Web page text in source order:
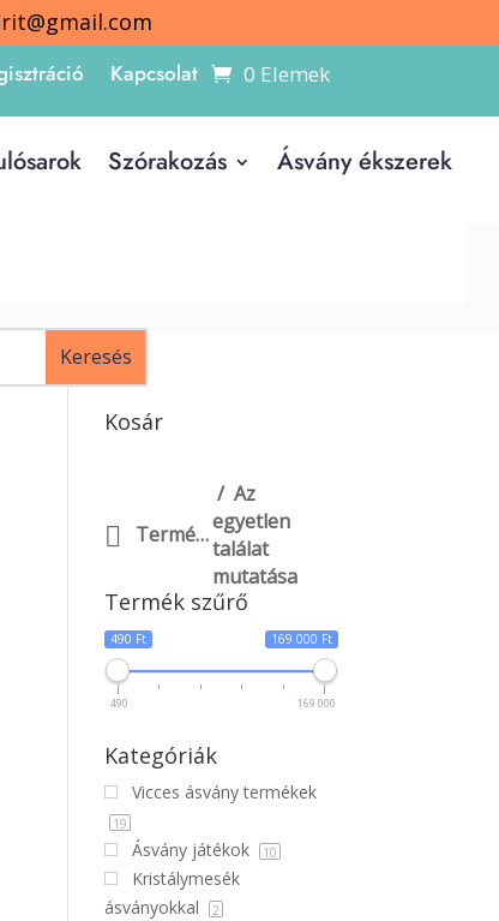
Kapcsolat 0 Elemek
Szórakozás Ásvány ékszerek
Kosár
Termékek szűrése
Az
egyetlen
találat
mutatása
Termék szűrő
490 Ft 169 000 Ft
490 169 000
Kategóriák
Vicces ásvány termékek
19
Ásvány játékok 10
Kristálymesék
ásványokkal
2